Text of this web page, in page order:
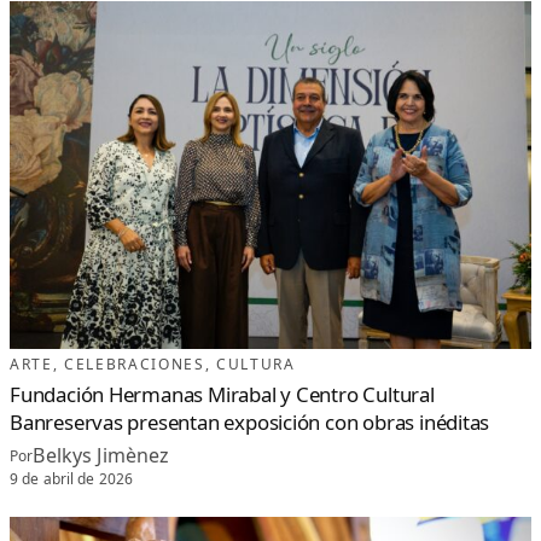
T
I
C
A
Q
U
E
C
O
N
E
C
T
A
E
M
O
I
Ó
H
I
O
R
A
Y
A
R
T
E
ARTE , CELEBRACIONES , CULTURA
Fundación Hermanas Mirabal y Centro Cultural
Banreservas presentan exposición con obras inéditas
PorBelkys Jimènez
9 de abril de 2026